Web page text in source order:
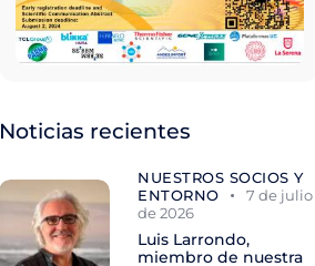
Noticias recientes
NUESTROS SOCIOS Y
ENTORNO
7 de julio
de 2026
Luis Larrondo,
miembro de nuestra